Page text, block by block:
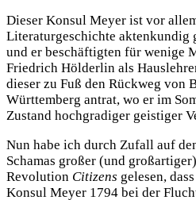
Dieser Konsul Meyer ist vor
Literaturgeschichte aktenkundig
und er beschäftigten für wenige
Friedrich Hölderlin als
dieser zu Fuß den Rückweg von
Württemberg antrat, wo er im
Zustand hochgradiger geistiger
Nun habe ich durch Zufall auf
Schamas großer (und
Revolution Citizens gelesen,
Konsul Meyer 1794 bei der